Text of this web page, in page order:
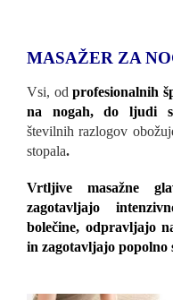
MASAŽER ZA
Vsi, odprofesionalnih
na nogah, do ljudi s
številnih razlogov
stopala.
Vrtljive masažne
zagotavljajo
bolečine, odpravljajo
in zagotavljajo popolno